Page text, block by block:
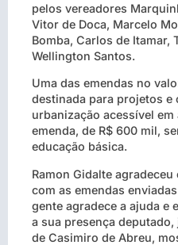
pelos vereadores
Vitor de Doca, Marcelo
Bomba, Carlos de Itamar,
Wellington Santos.
Uma das emendas no
destinada para projetos e
urbanização acessível
emenda, de R$ 600 mil,
educação básica.
Ramon Gidalte
com as emendas
gente agradece a ajuda e
a sua presença
de Casimiro de Abreu,